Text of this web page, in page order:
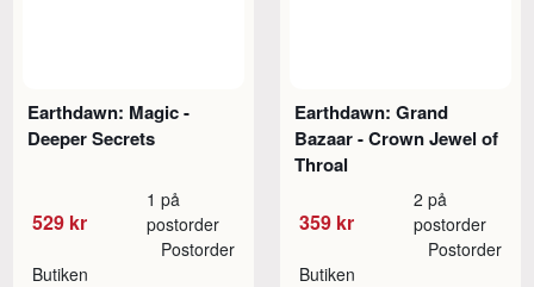
Earthdawn: Magic -
Deeper Secrets
529 kr
1 på
postorder
Butiken
Postorder
Earthdawn: Grand
Bazaar - Crown Jewel of
Throal
359 kr
2 på
postorder
Butiken
Postorder